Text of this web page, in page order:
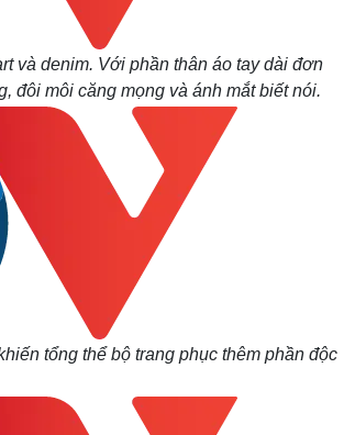
và denim. Với phần thân áo tay dài đơn
đôi môi căng mọng và ánh mắt biết nói.
tổng thể bộ trang phục thêm phần độc